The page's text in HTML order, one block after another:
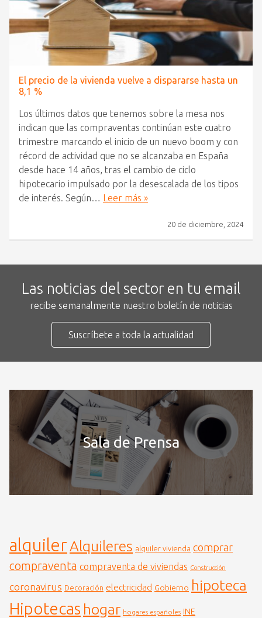
El precio de la vivienda vuelve a dispararse hasta un
8,1 %
Los últimos datos que tenemos sobre la mesa nos
indican que las compraventas continúan este cuatro
trimestre marcando el inicio de un nuevo boom y con
récord de actividad que no se alcanzaba en España
desde hace 14 años, tras el cambio de ciclo
hipotecario impulsado por la desescalada de los tipos
de interés. Según… Leer más »
20 de diciembre, 2024
Las noticias del sector en tu email
recibe semanalmente nuestro boletín de noticias
Suscríbete a toda la actualidad
Sala de Prensa
alquilerAlquileres alquiler vivienda comprar
compraventa compraventa de viviendas Construcción
coronavirus Decoración electricidad Gobierno hipoteca
Hipotecas hogar hogares españoles INE